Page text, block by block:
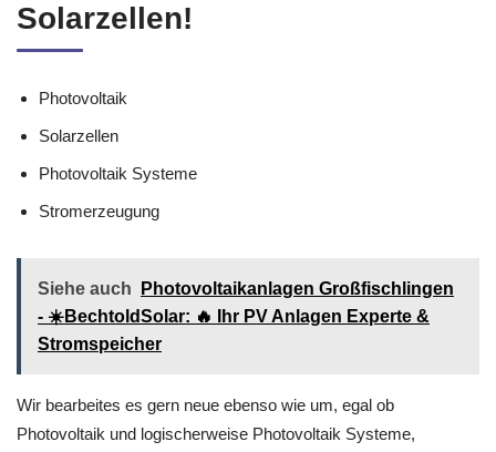
Solarzellen!
Photovoltaik
Solarzellen
Photovoltaik Systeme
Stromerzeugung
Siehe auch
Photovoltaikanlagen Großfischlingen
- ☀️BechtoldSolar: 🔥 Ihr PV Anlagen Experte &
Stromspeicher
Wir bearbeites es gern neue ebenso wie um, egal ob
Photovoltaik und logischerweise Photovoltaik Systeme,